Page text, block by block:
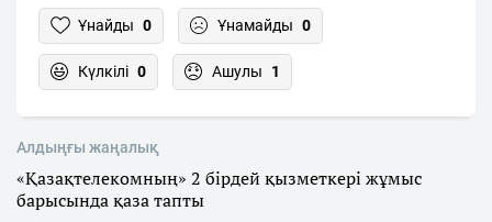
Ұнайды 0 Ұнамайды 0
Күлкілі 0 Ашулы 1
Алдыңғы жаңалық
«Қазақтелекомның» 2 бірдей қызметкері жұмыс
барысында қаза тапты